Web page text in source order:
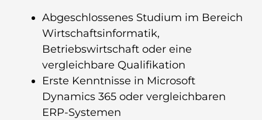
Abgeschlossenes Studium im Bereich
Wirtschaftsinformatik,
Betriebswirtschaft oder eine
vergleichbare Qualifikation
Erste Kenntnisse in Microsoft
Dynamics 365 oder vergleichbaren
ERP-Systemen